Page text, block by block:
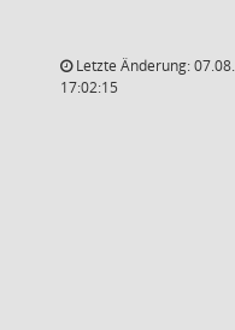
Letzte Änderung:
17:02:15